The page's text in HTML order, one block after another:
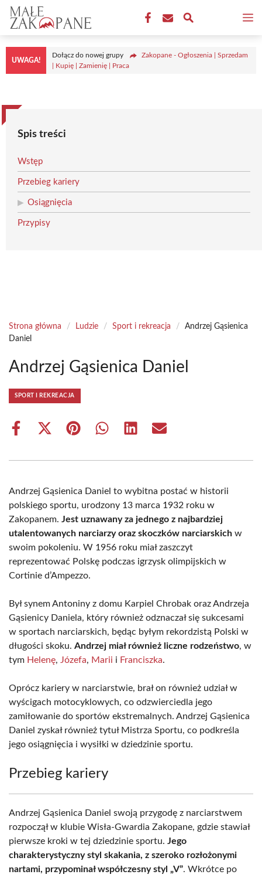
Przejdź
treści
UWAGA!
Dołącz do nowej grupy
Zakopane - Ogłoszenia | Sprzedam
| Kupię | Zamienię | Praca
Spis treści
Wstęp
Przebieg kariery
Osiągnięcia
Przypisy
Strona główna / Ludzie / Sport i rekreacja /
Andrzej Gąsienica
Daniel
Andrzej Gąsienica Daniel
SPORT I REKREACJA
Share
Share
(Twitter)
Share Share Share Share
Andrzej Gąsienica Daniel to wybitna postać w historii
polskiego sportu, urodzony 13 marca 1932 roku w
Zakopanem. Jest uznawany za jednego z najbardziej
utalentowanych narciarzy oraz skoczków narciarskich w
swoim pokoleniu. W 1956 roku miał zaszczyt
reprezentować Polskę podczas igrzysk olimpijskich w
Cortinie d’Ampezzo.
Był synem Antoniny z domu Karpiel Chrobak oraz Andrzeja
Gąsienicy Daniela, który również odznaczał się sukcesami
w sportach narciarskich, będąc byłym rekordzistą Polski w
długości skoku. Andrzej miał również liczne rodzeństwo, w
tym Helenę, Józefa, Marii i Franciszka.
Oprócz kariery w narciarstwie, brał on również udział w
wyścigach motocyklowych, co odzwierciedla jego
zamiłowanie do sportów ekstremalnych. Andrzej Gąsienica
Daniel zyskał również tytuł Mistrza Sportu, co podkreśla
jego osiągnięcia i wysiłki w dziedzinie sportu.
Przebieg kariery
Andrzej Gąsienica Daniel swoją przygodę z narciarstwem
rozpoczął w klubie Wisła-Gwardia Zakopane, gdzie stawiał
pierwsze kroki w tej dziedzinie sportu. Jego
charakterystyczny styl skakania, z szeroko rozłożonymi
nartami, przypominał współczesny styl „V”. Wkrótce po